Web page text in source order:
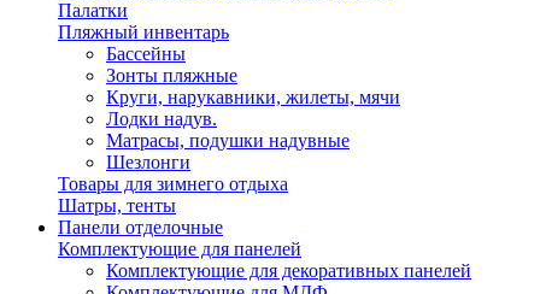
Палатки
Пляжный инвентарь
Бассейны
Зонты пляжные
Круги, нарукавники, жилеты, мячи
Лодки надув.
Матрасы, подушки надувные
Шезлонги
Товары для зимнего отдыха
Шатры, тенты
Панели отделочные
Комплектующие для панелей
Комплектующие для декоративных панелей